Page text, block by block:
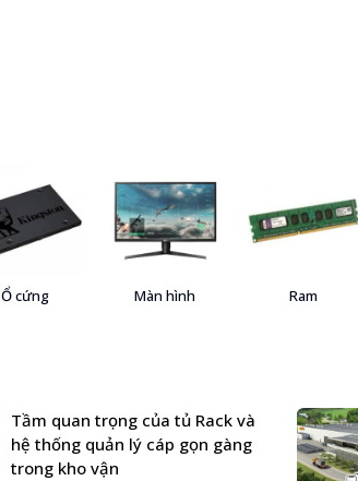
Ổ cứng Màn hình Ram
Tầm quan trọng của tủ Rack và
hệ thống quản lý cáp gọn gàng
trong kho vận